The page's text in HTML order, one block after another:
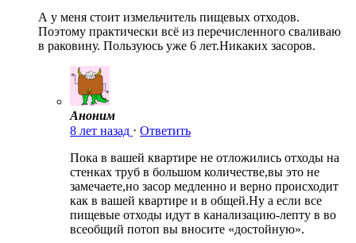
А у меня стоит измельчитель пищевых отходов.
Поэтому практически всё из перечисленного сваливаю
в раковину. Пользуюсь уже 6 лет.Никаких засоров.
Аноним
8 лет назад ⋅ Ответить
Пока в вашей квартире не отложились отходы на
стенках труб в большом количестве,вы это не
замечаете,но засор медленно и верно происходит
как в вашей квартире и в общей.Ну а если все
пищевые отходы идут в канализацию-лепту в во
всеобщий потоп вы вносите «достойную».